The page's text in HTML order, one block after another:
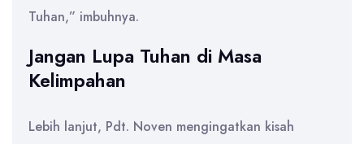
Tuhan,” imbuhnya.
Jangan Lupa Tuhan di Masa
Kelimpahan
Lebih lanjut, Pdt. Noven mengingatkan kisah